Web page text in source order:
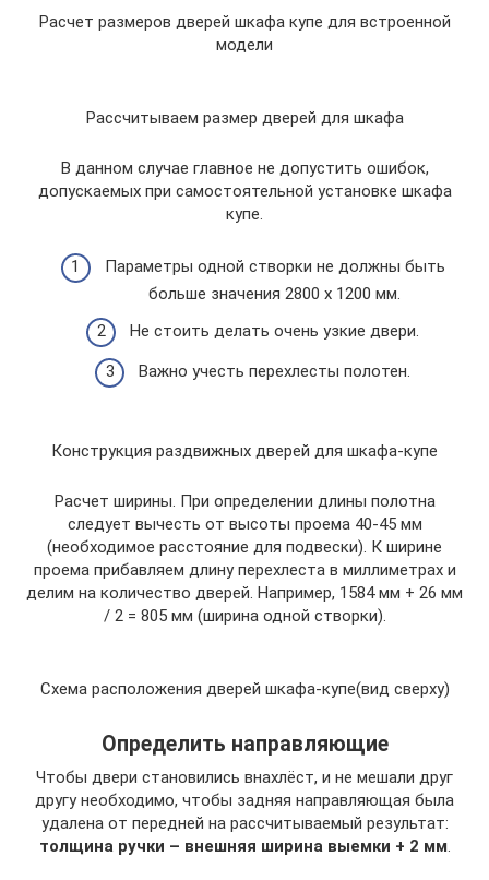
Расчет размеров дверей шкафа купе для встроенной
модели
Рассчитываем размер дверей для шкафа
В данном случае главное не допустить ошибок,
допускаемых при самостоятельной установке шкафа
купе.
Параметры одной створки не должны быть
больше значения 2800 х 1200 мм.
Не стоить делать очень узкие двери.
Важно учесть перехлесты полотен.
Конструкция раздвижных дверей для шкафа-купе
Расчет ширины. При определении длины полотна
следует вычесть от высоты проема 40-45 мм
(необходимое расстояние для подвески). К ширине
проема прибавляем длину перехлеста в миллиметрах и
делим на количество дверей. Например, 1584 мм + 26 мм
/ 2 = 805 мм (ширина одной створки).
Схема расположения дверей шкафа-купе(вид сверху)
Определить направляющие
Чтобы двери становились внахлёст, и не мешали друг
другу необходимо, чтобы задняя направляющая была
удалена от передней на рассчитываемый результат:
толщина ручки – внешняя ширина выемки + 2 мм.